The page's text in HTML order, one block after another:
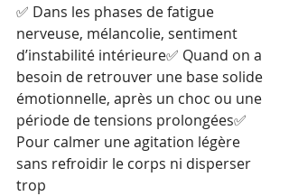
✅ Dans les phases de fatigue
nerveuse, mélancolie, sentiment
d’instabilité intérieure✅ Quand on a
besoin de retrouver une base solide
émotionnelle, après un choc ou une
période de tensions prolongées✅
Pour calmer une agitation légère
sans refroidir le corps ni disperser
trop